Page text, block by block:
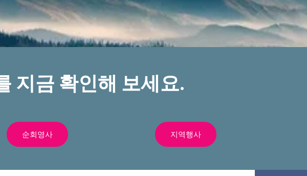
지금 확인해 보세요.
순회영사 지역행사